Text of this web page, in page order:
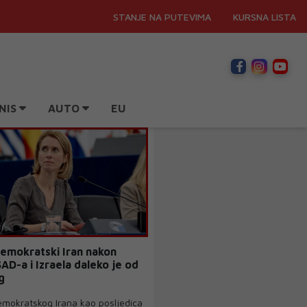
STANJE NA PUTEVIMA KURSNA LISTA
AUTO EU
Iran nakon
a i Izraela daleko je od
Irana kao posljedica